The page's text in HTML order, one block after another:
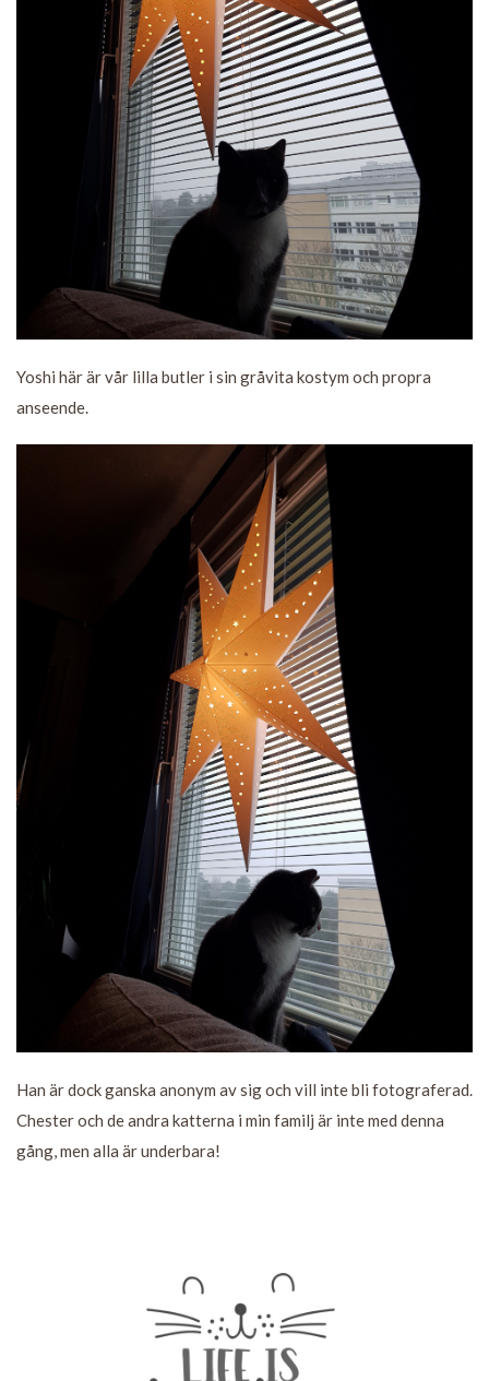
Yoshi här är vår lilla butler i sin gråvita kostym och propra
anseende.
Han är dock ganska anonym av sig och vill inte bli fotograferad.
Chester och de andra katterna i min familj är inte med denna
gång, men alla är underbara!